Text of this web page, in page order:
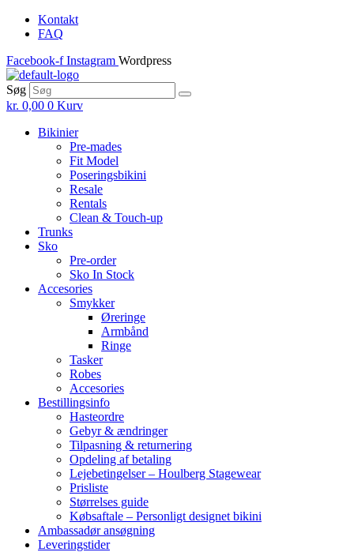
Skip
content
Kontakt
FAQ
Facebook-f Instagram Wordpress
Søg
kr. 0,00 0 Kurv
Bikinier
Pre-mades
Fit Model
Poseringsbikini
Resale
Rentals
Clean & Touch-up
Trunks
Sko
Pre-order
Sko In Stock
Accesories
Smykker
Øreringe
Armbånd
Ringe
Tasker
Robes
Accesories
Bestillingsinfo
Hasteordre
Gebyr & ændringer
Tilpasning & returnering
Opdeling af betaling
Lejebetingelser – Houlberg Stagewear
Prisliste
Størrelses guide
Købsaftale – Personligt designet bikini
Ambassadør ansøgning
Leveringstider